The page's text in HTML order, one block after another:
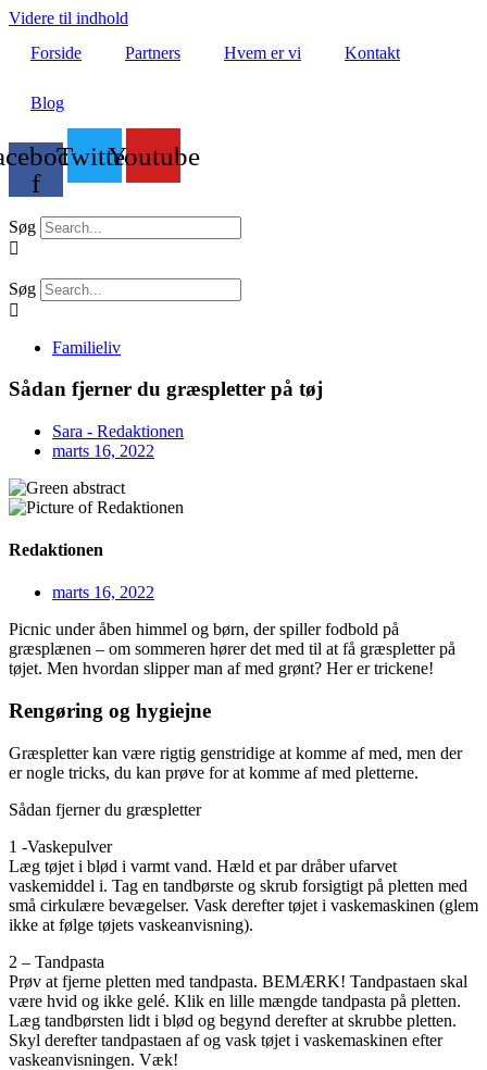
Videre til indhold
Forside
Partners Hvem er vi Kontakt
Blog
f
TwitterYoutube
Søg
Søg
Familieliv
Sådan fjerner du græspletter på tøj
Sara - Redaktionen
marts 16, 2022
Redaktionen
marts 16, 2022
Picnic under åben himmel og børn, der spiller fodbold på
græsplænen – om sommeren hører det med til at få græspletter på
tøjet. Men hvordan slipper man af med grønt? Her er trickene!
Rengøring og hygiejne
Græspletter kan være rigtig genstridige at komme af med, men der
er nogle tricks, du kan prøve for at komme af med pletterne.
Sådan fjerner du græspletter
1 -Vaskepulver
Læg tøjet i blød i varmt vand. Hæld et par dråber ufarvet
vaskemiddel i. Tag en tandbørste og skrub forsigtigt på pletten med
små cirkulære bevægelser. Vask derefter tøjet i vaskemaskinen (glem
ikke at følge tøjets vaskeanvisning).
2 – Tandpasta
Prøv at fjerne pletten med tandpasta. BEMÆRK! Tandpastaen skal
være hvid og ikke gelé. Klik en lille mængde tandpasta på pletten.
Læg tandbørsten lidt i blød og begynd derefter at skrubbe pletten.
Skyl derefter tandpastaen af ​​og vask tøjet i vaskemaskinen efter
vaskeanvisningen. Væk!